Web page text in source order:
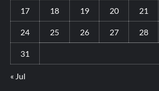
17 18 19 20 21
24 25 26 27 28
31
« Jul